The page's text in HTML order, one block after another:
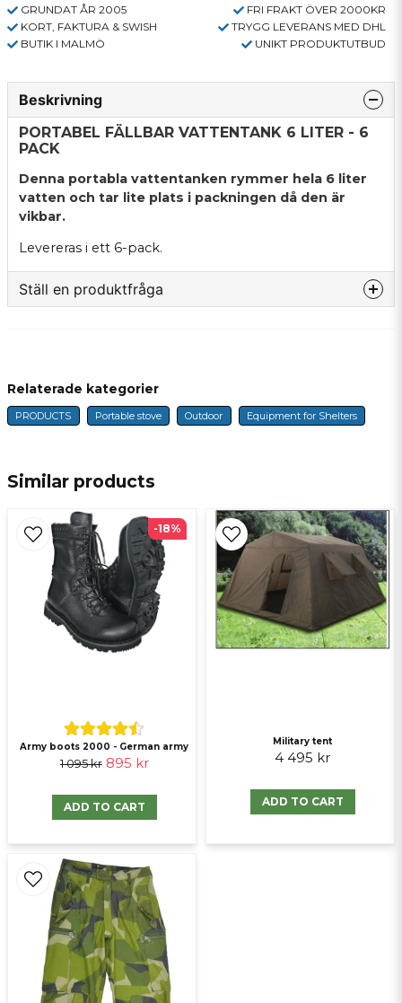
GRUNDAT ÅR 2005
FRI FRAKT ÖVER 2000KR
KORT, FAKTURA & SWISH
TRYGG LEVERANS MED DHL
BUTIK I MALMÖ
UNIKT PRODUKTUTBUD
Beskrivning
PORTABEL FÄLLBAR VATTENTANK 6 LITER - 6
PACK
Denna portabla vattentanken rymmer hela 6 liter
vatten och tar lite plats i packningen då den är
vikbar.
Levereras i ett 6-pack.
Ställ en produktfråga
name
Name
Ja, ni får publicera min fråga
Send question
Similar products
Army boots 2000 - German army
1 095 kr 895 kr
ADD TO CART
-18%
Military tent
4 495 kr
ADD TO CART
Relaterade kategorier
PRODUCTS Portable stove Outdoor Equipment for Shelters